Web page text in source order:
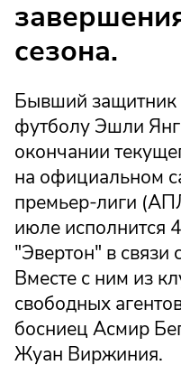
сезона.
Бывший защитник
футболу Эшли
окончании
на официальном
премьер-лиги
июле исполнится
"Эвертон" в связи
Вместе с ним из
свободных
босниец Асмир
Жуан Виржиния.